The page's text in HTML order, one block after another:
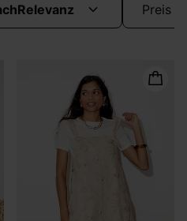
relevanz preis